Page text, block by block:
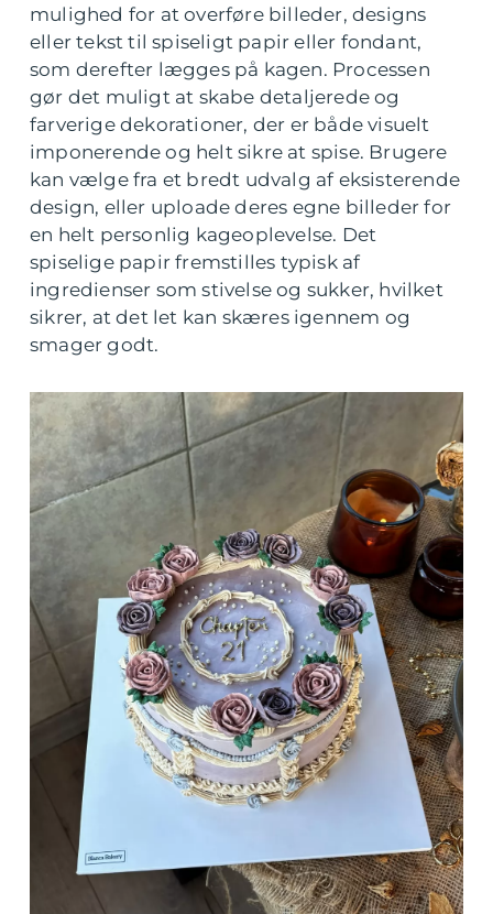
mulighed for at overføre billeder, designs
eller tekst til spiseligt papir eller fondant,
som derefter lægges på kagen. Processen
gør det muligt at skabe detaljerede og
farverige dekorationer, der er både visuelt
imponerende og helt sikre at spise. Brugere
kan vælge fra et bredt udvalg af eksisterende
design, eller uploade deres egne billeder for
en helt personlig kageoplevelse. Det
spiselige papir fremstilles typisk af
ingredienser som stivelse og sukker, hvilket
sikrer, at det let kan skæres igennem og
smager godt.